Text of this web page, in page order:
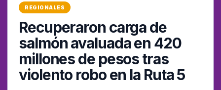
REGIONALES
Recuperaron carga de
salmón avaluada en 420
millones de pesos tras
violento robo en la Ruta 5